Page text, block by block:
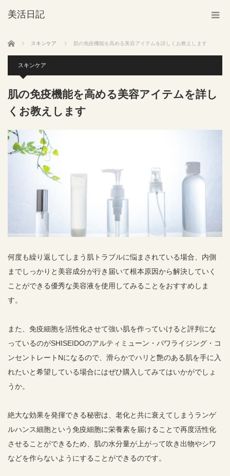
美活日記
ホーム スキンケア 肌の免疫機能を高める美容アイテムを詳しくお教えします
スキンケア
肌の免疫機能を高める美容アイテムを詳し
くお教えします
何度も繰り返してしまう肌トラブルに悩まされている場合、内側
までしっかりと美容成分が行き届いて根本原因から解決していく
ことができる優秀な美容液を使用してみることをおすすめしま
す。
また、免疫細胞を活性化させて強い肌を作っていけると評判にな
っているのがSHISEIDOのアルティミューン・パワライジング・コ
ンセントレートNになるので、滑らかでハリと艶のある肌を手に入
れたいと希望している場合にはぜひ購入してみてはいかがでしょ
うか。
絶大な効果を発揮できる秘密は、老化と共に衰えてしまうランゲ
ルハンス細胞という免疫細胞に栄養素を届けることで再度活性化
させることができるため、肌の水分量が上がって吹き出物やシワ
などを作らないようにすることができるのです。